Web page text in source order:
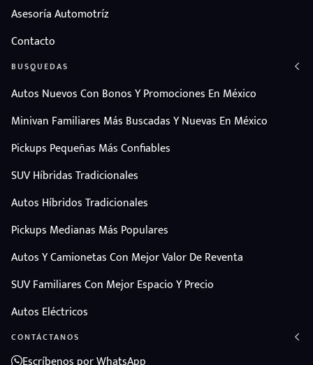
Asesoría Automotríz
Contacto
BUSQUEDAS
Autos Nuevos Con Bonos Y Promociones En México
Minivan Familiares Más Buscadas Y Nuevas En México
Pickups Pequeñas Más Confiables
SUV Híbridas Tradicionales
Autos Híbridos Tradicionales
Pickups Medianas Más Populares
Autos Y Camionetas Con Mejor Valor De Reventa
SUV Familiares Con Mejor Espacio Y Precio
Autos Eléctricos
CONTÁCTANOS